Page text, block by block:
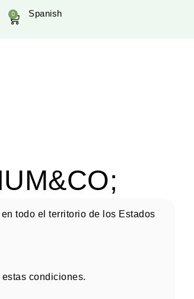
0 Spanish
todo el territorio de los Estados
condiciones.